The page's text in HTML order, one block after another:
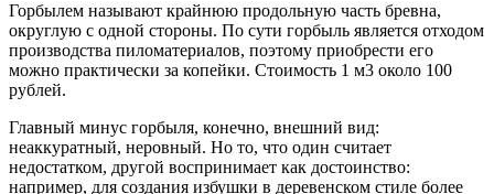
Горбылем называют крайнюю продольную часть бревна,
округлую с одной стороны. По сути горбыль является отходом
производства пиломатериалов, поэтому приобрести его
можно практически за копейки. Стоимость 1 м3 около 100
рублей.
Главный минус горбыля, конечно, внешний вид:
неаккуратный, неровный. Но то, что один считает
недостатком, другой воспринимает как достоинство:
например, для создания избушки в деревенском стиле более